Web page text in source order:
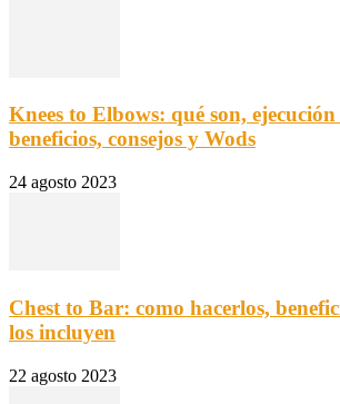
Knees to Elbows: qué son,
beneficios, consejos y Wods
24 agosto 2023
Chest to Bar: como hacerlos,
los incluyen
22 agosto 2023